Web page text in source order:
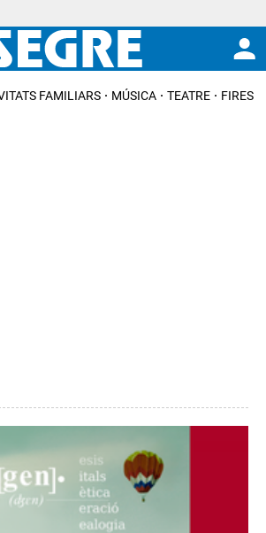
FAMILIARS MÚSICA TEATRE FIRES I